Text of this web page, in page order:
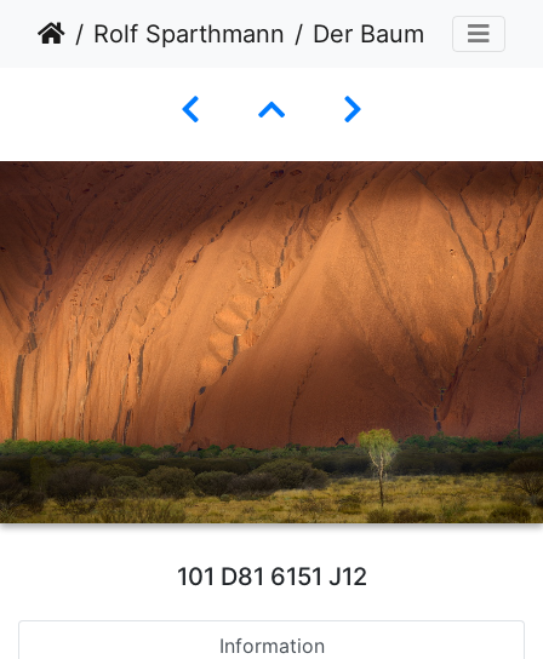
Rolf Sparthmann Der Baum
101 D81 6151 J12
Information